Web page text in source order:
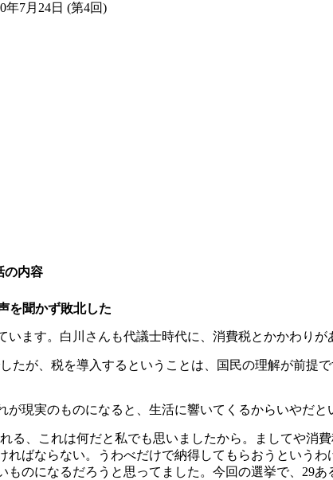
年7月24日 (第4回)
の内容
を聞かず敗北した
ます。白川さんも代議士時代に、消費税とかかわりが
が、税を導入するということは、国民の理解が前提
現実のものになると、生活に響いてくるからいやだと
、これは何だと私でも思いましたから。ましてや消
ばならない。うわべだけで納得してもらおうというわ
のになるだろうと思ってました。今回の選挙で、29あ